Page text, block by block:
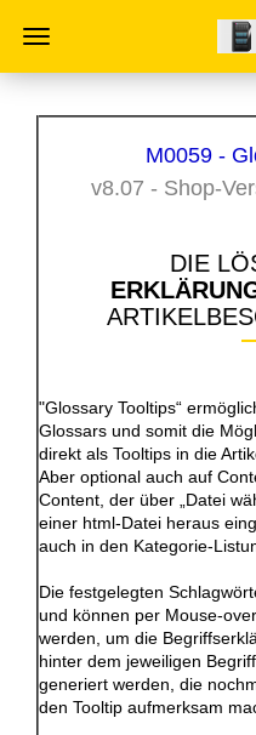
M0059 -
v8.07 - Shop-
DIE
"Glossary Tooltips“
Glossars und somit die
direkt als Tooltips in die
Aber optional auch auf
Content, der über „Datei
einer html-Datei heraus
auch in den Kategorie-
Die festgelegten
und können per Mouse-
werden, um die
hinter dem jeweiligen
generiert werden, die
den Tooltip aufmerksam